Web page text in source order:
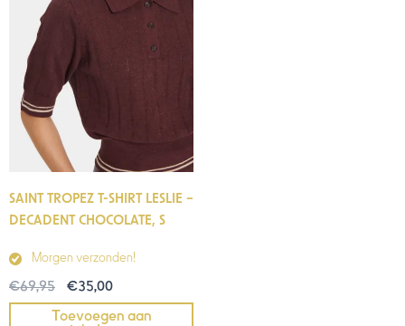
SAINT TROPEZ T-SHIRT LESLIE –
DECADENT CHOCOLATE, S
Morgen verzonden!
€69,95 €35,00
Toevoegen aan